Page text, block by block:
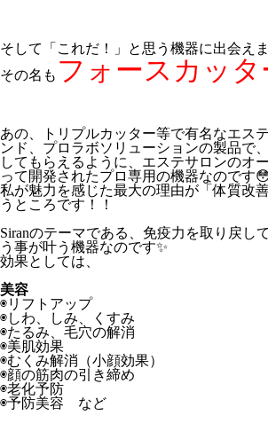
そして「これだ！」と思う機器に出会え
その名も フォースカッタ
あの、トリプルカッター等で有名なエス
ンド、プロラボソリューションの製品で
してもらえるように、エステサロンのオ
って開発されたプロ専用の機器なのです
私が魅力を感じた最大の理由が「体質改
うところです！！
Siranのテーマである、免疫力を取り戻し
う事が叶う機器なのです✨
効果としては、
美容
◉リフトアップ
◉しわ、しみ、くすみ
◉たるみ、毛穴の解消
◉美肌効果
◉むくみ解消（小顔効果）
◉顔の筋肉の引き締め
◉老化予防
◉予防美容 など